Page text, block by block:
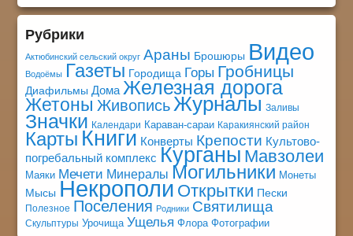
Рубрики
Актюбинский сельский округ Араны Брошюры Видео
Водоёмы Газеты Городища Горы Гробницы
Диафильмы Дома Железная дорога
Жетоны Живопись Журналы Заливы
Значки Календари Караван-сараи Каракиянский район
Карты Книги Конверты Крепости Культово-
погребальный комплекс Курганы Мавзолеи
Маяки Мечети Минералы Могильники Монеты
Мысы Некрополи Открытки Пески
Полезное Поселения Родники Святилища
Скульптуры Урочища Ущелья Флора Фотографии